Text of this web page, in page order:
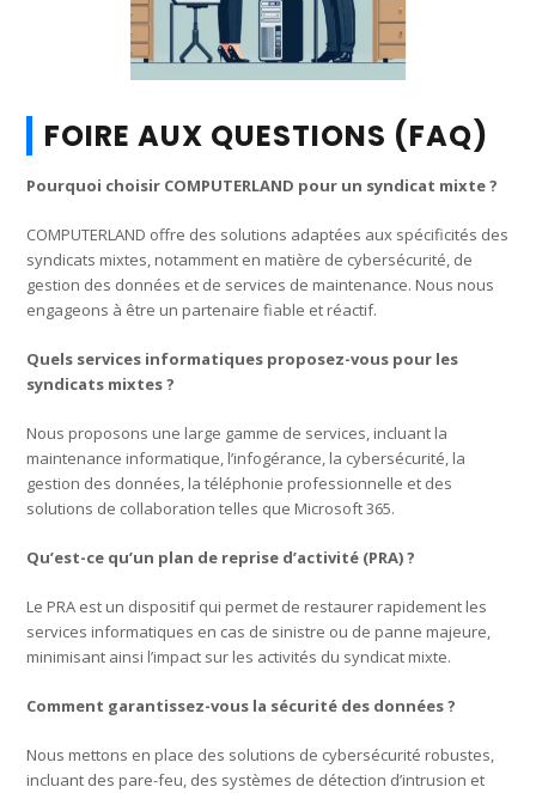
FOIRE AUX QUESTIONS (FAQ)
Pourquoi choisir COMPUTERLAND pour un syndicat mixte ?
COMPUTERLAND offre des solutions adaptées aux spécificités des
syndicats mixtes, notamment en matière de cybersécurité, de
gestion des données et de services de maintenance. Nous nous
engageons à être un partenaire fiable et réactif.
Quels services informatiques proposez-vous pour les
syndicats mixtes ?
Nous proposons une large gamme de services, incluant la
maintenance informatique, l’infogérance, la cybersécurité, la
gestion des données, la téléphonie professionnelle et des
solutions de collaboration telles que Microsoft 365.
Qu’est-ce qu’un plan de reprise d’activité (PRA) ?
Le PRA est un dispositif qui permet de restaurer rapidement les
services informatiques en cas de sinistre ou de panne majeure,
minimisant ainsi l’impact sur les activités du syndicat mixte.
Comment garantissez-vous la sécurité des données ?
Nous mettons en place des solutions de cybersécurité robustes,
incluant des pare-feu, des systèmes de détection d’intrusion et